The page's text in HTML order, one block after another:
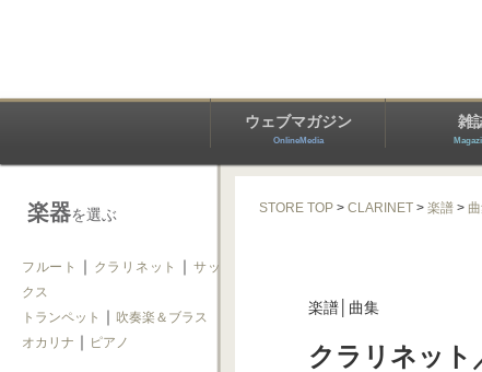
ウェブマガジン
OnlineMedia
雑
楽器を選ぶ
フルート ｜ クラリネット ｜ サッ
クス
トランペット
｜ 吹奏楽＆ブラス
オカリナ ｜ ピアノ
STORE TOP >CLARINET >楽譜 >
楽譜│曲集
クラリネット